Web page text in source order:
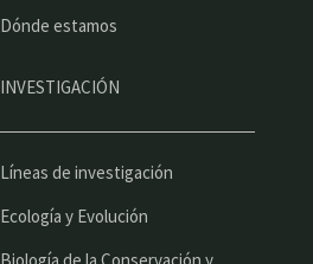
Dónde estamos
INVESTIGACIÓN
Líneas de investigación
Ecología y Evolución